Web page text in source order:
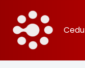
contenido